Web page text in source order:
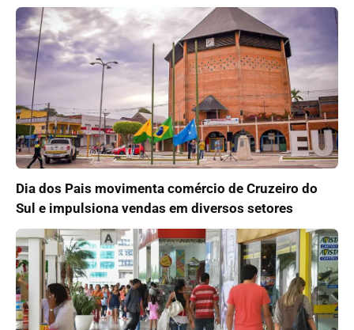
Dia dos Pais movimenta comércio de Cruzeiro do
Sul e impulsiona vendas em diversos setores